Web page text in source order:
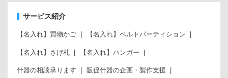
サービス紹介
【名入れ】買物かご 【名入れ】ベルトパーティション
【名入れ】さげ札 【名入れ】ハンガー
什器の相談承ります 販促什器の企画・製作支援